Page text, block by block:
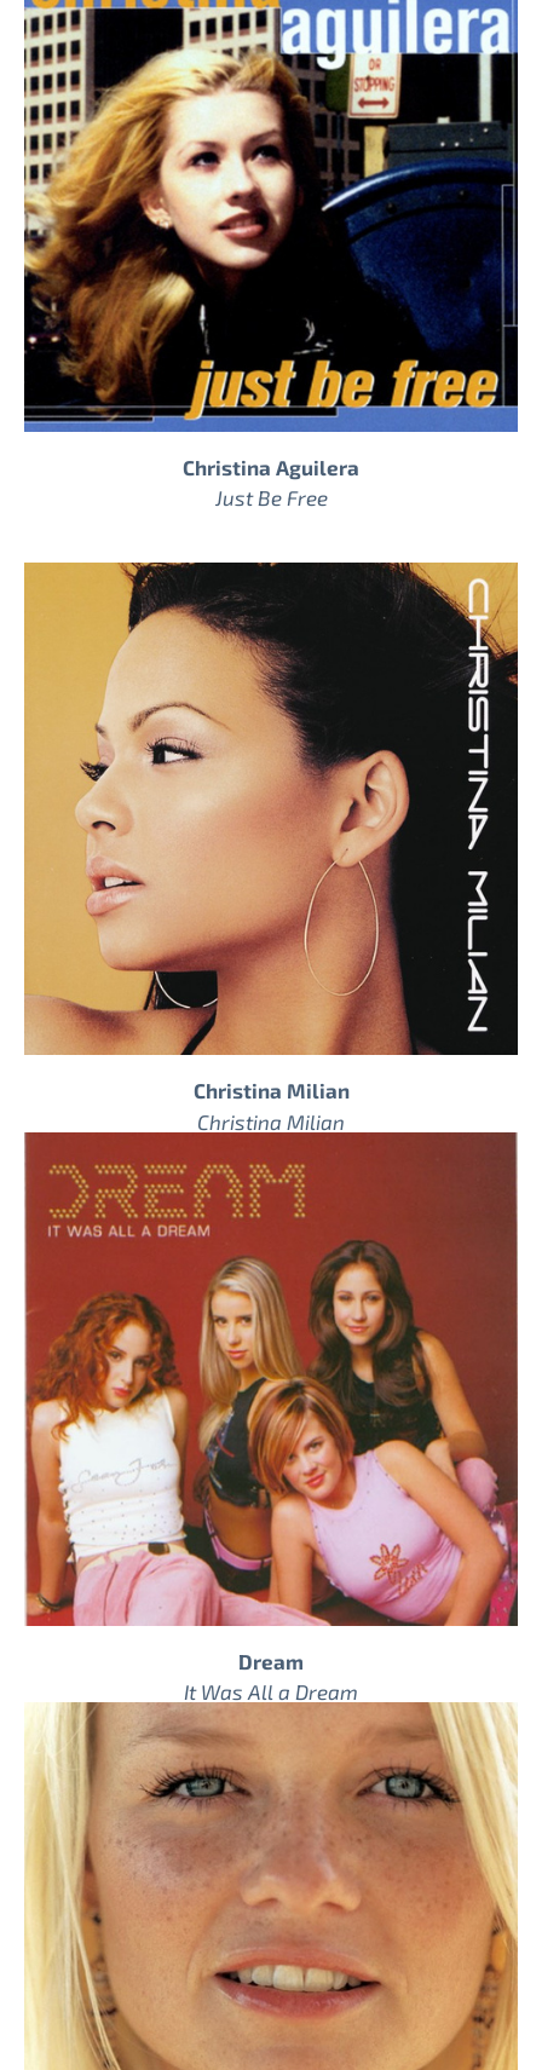
Christina Aguilera
Just Be Free
Christina Milian
Christina Milian
Dream
It Was All a Dream